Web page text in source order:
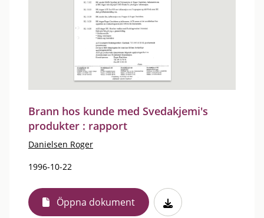
Brann hos kunde med Svedakjemi's
produkter : rapport
Danielsen Roger
1996-10-22
Öppna dokument